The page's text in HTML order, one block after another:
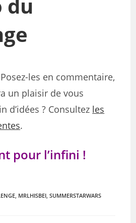
du
les en commentaire,
un plaisir de vous
d’idées ? Consultez les
.
pour l’infini !
, MRLHISBEI, SUMMERSTARWARS